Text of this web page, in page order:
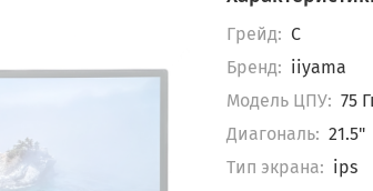
Грейд: C
Бренд: iiyama
Модель ЦПУ: 75
Диагональ: 21.5"
Тип экрана: ips